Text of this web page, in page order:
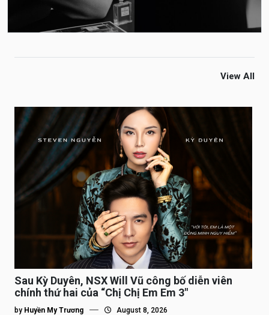
View All
Sau Kỳ Duyên, NSX Will Vũ công bố diễn viên
chính thứ hai của “Chị Chị Em Em 3″
by Huyền My Trương August 8, 2026